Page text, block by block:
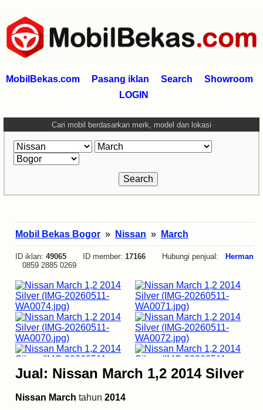
MobilBekas.com Pasang iklan Search
Showroom
LOGIN
Cari mobil berdasarkan merk, model dan lokasi
Mobil Bekas Bogor » Nissan » March
ID iklan: 49065 ID member: 17166 Hubungi penjual:
Herman
0859 2885 0269
Jual: Nissan March 1,2 2014 Silver
Nissan March tahun 2014